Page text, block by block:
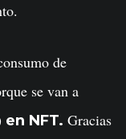
de
se van a
en NFT. Gracias